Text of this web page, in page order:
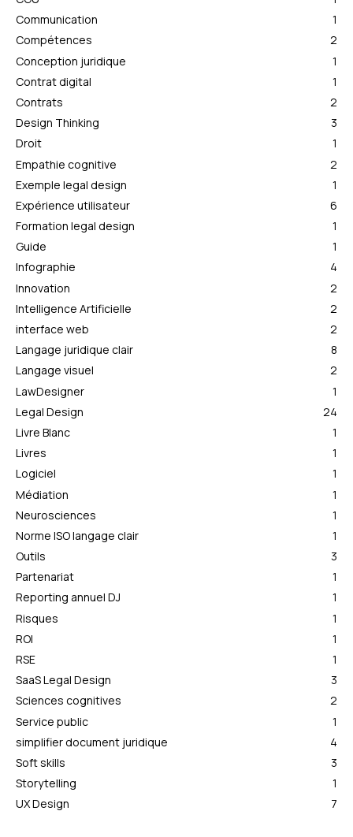
Communication
1
Compétences
2
Conception juridique
1
Contrat digital
1
Contrats
2
Design Thinking
3
Droit
1
Empathie cognitive
2
Exemple legal design
1
Expérience utilisateur
6
Formation legal design
1
Guide
1
Infographie
4
Innovation
2
Intelligence Artificielle
2
interface web
2
Langage juridique clair
8
Langage visuel
2
LawDesigner
1
Legal Design
24
Livre Blanc
1
Livres
1
Logiciel
1
Médiation
1
Neurosciences
1
Norme ISO langage clair
1
Outils
3
Partenariat
1
Reporting annuel DJ
1
Risques
1
ROI
1
RSE
1
SaaS Legal Design
3
Sciences cognitives
2
Service public
1
simplifier document juridique
4
Soft skills
3
Storytelling
1
UX Design
7